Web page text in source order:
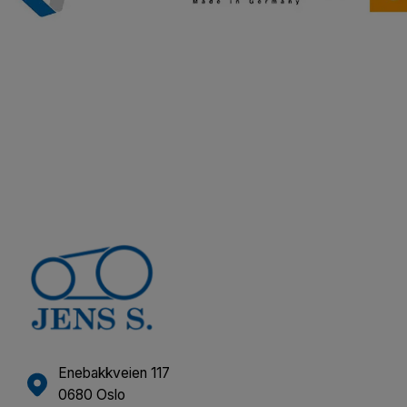
Enebakkveien 117
0680 Oslo